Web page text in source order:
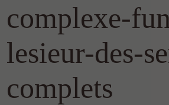
complexe-
lesieur-des-
complets